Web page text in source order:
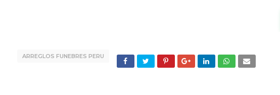
ARREGLOS FUNEBRES PERU